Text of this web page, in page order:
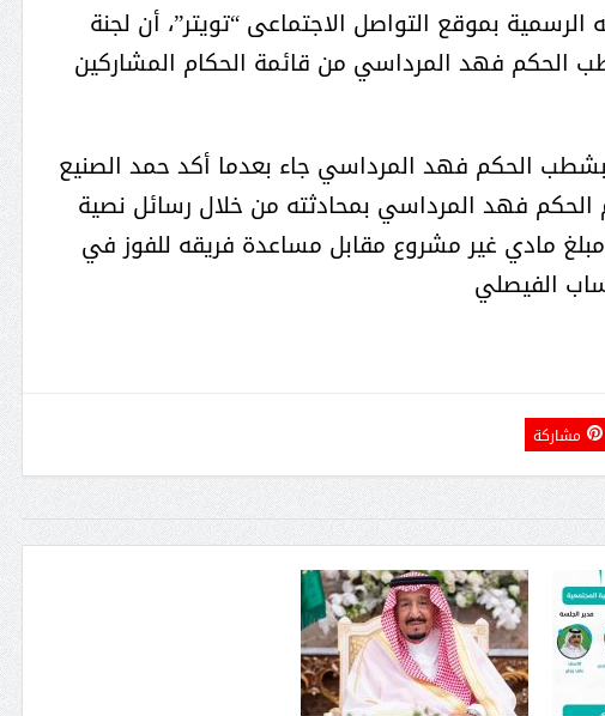
بموقع التواصل الاجتماعى “تويتر”، أن لجنة
الحكم فهد المرداسي من قائمة الحكام المشاركين
بشطب الحكم فهد المرداسي جاء بعدما أكد حمد الصنيع
الحكم فهد المرداسي بمحادثته من خلال رسائل نصية
مادي غير مشروع مقابل مساعدة فريقه للفوز في
الفيصلي
مشاركة
أ.د. فهد المغلوث ) .. رجل لايعرف
المستحيل ويعشق التحديات
مسابقة المشيقح تعلن فرسان